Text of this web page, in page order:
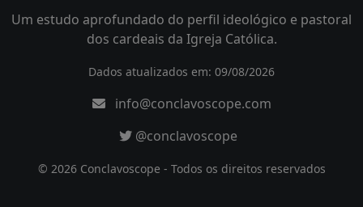
Um estudo aprofundado do perfil ideológico e pastoral
dos cardeais da Igreja Católica.
Dados atualizados em: 09/08/2026
info@conclavoscope.com
@conclavoscope
© 2026 Conclavoscope - Todos os direitos reservados